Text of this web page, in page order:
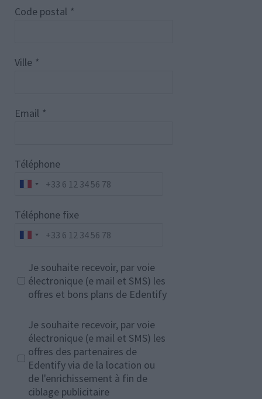
Code postal *
Ville *
Email *
Téléphone
Téléphone fixe
Je souhaite recevoir, par voie
électronique (e mail et SMS) les
offres et bons plans de Edentify
Je souhaite recevoir, par voie
électronique (e mail et SMS) les
offres des partenaires de
Edentify via de la location ou
de l'enrichissement à fin de
ciblage publicitaire